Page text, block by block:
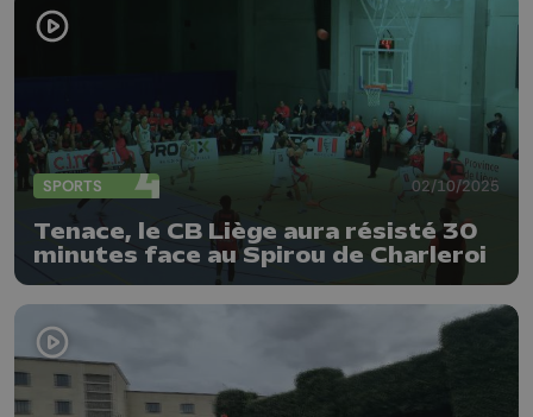
SPORTS 02/10/2025
Tenace, le CB Liège aura résisté 30
minutes face au Spirou de Charleroi